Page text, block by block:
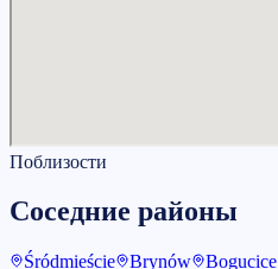
Поблизости
Соседние районы
Śródmieście Brynów Bogucice